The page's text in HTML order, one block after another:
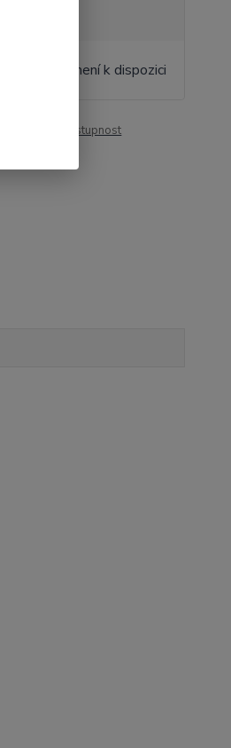
Momentálně není k dispozici
Hlídat cenu / dostupnost